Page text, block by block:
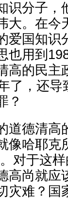
识分子，
大。在今
爱国知识
也用到
高的民主
了，还
？
德清高
像哈耶克
对于这
高尚就应
灾难？国